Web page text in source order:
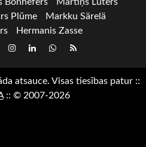
Plūme
Markku Särelä
Hermanis Zasse
Instagram
LinkedInwhatsapp
RSS
atsauce. Visas tiesības patur ::
:: © 2007-2026